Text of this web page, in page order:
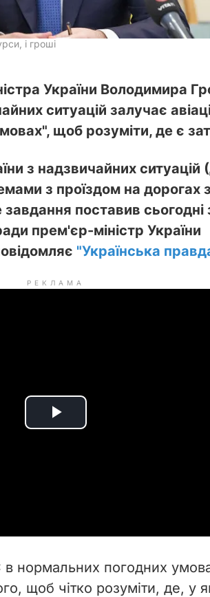
і гроші
України Володимира
ситуацій залучає
щоб розуміти, де є
з надзвичайних
з проїздом на дорогах
поставив сьогодні
прем'єр-міністр України
"Українська
РЕКЛАМА
P
i
нормальних погодних
щоб чітко розуміти, де, у